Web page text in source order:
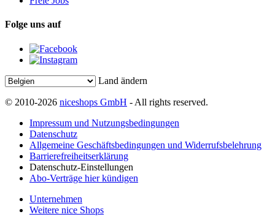
Folge uns auf
Land ändern
© 2010-2026 niceshops GmbH - All rights reserved.
Impressum und Nutzungsbedingungen
Datenschutz
Allgemeine Geschäftsbedingungen und Widerrufsbelehrung
Barrierefreiheitserklärung
Datenschutz-Einstellungen
Abo-Verträge hier kündigen
Unternehmen
Weitere nice Shops